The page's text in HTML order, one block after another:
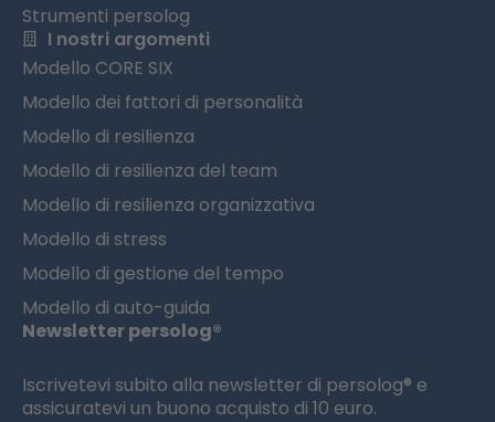
Strumenti persolog
I nostri argomenti
Modello CORE SIX
Modello dei fattori di personalità
Modello di resilienza
Modello di resilienza del team
Modello di resilienza organizzativa
Modello di stress
Modello di gestione del tempo
Modello di auto-guida
Newsletter persolog®
Iscrivetevi subito alla newsletter di persolog® e
assicuratevi un buono acquisto di 10 euro.